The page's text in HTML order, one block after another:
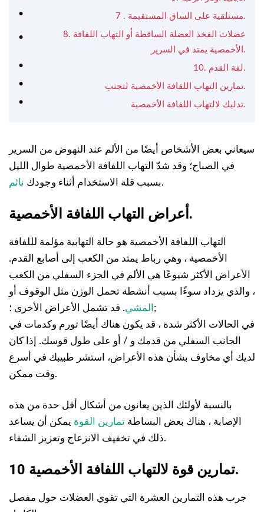
7 . مستلقية على الساق المستقيمة.
8. عضلات الفخذ العضلة الساقطة أو التهاب اللفافة
الأخمصية يمتد في السرير.
10. لفة القدم.
تمارين التهاب اللفافة الأخمصية لتجنب.
تدليك لالتهاب اللفافة الأخمصية.
سيعاني بعض الأشخاص أيضًا من الألم عند النهوض من السرير
في الصباح؛ وقد شدّ التهاب اللفافة الأخمصية طوال الليل
بسبب قلة الاستخدام أثناء وجودك نائم .
أعراض التهاب اللفافة الأخمصية.
التهاب اللفافة الأخمصية هو حالة التهابية مؤلمة لللفافة
الأخمصية ، وهي رباط يمتد من الكعب إلى أصابع القدم.
الأعراض الأكثر شيوعًا هي الألم في الجزء السفلي من الكعب
، والذي يزداد سوءًا بسبب أنشطة تحمل الوزن مثل الوقوف أو
المشي . قد تشمل الأعراض الأخرى ؛;
في الحالات الأكثر شدة ، قد يكون هناك أيضًا تورم وكدمات في
الجانب السفلي من قدمك و / أو على طول قوسك. إذا كان
لديك أي مخاوف بشأن هذه الأعراض، استشر طبيبك في أسرع
وقت ممكن.
بالنسبة لأولئك الذين يعانون من أشكال أقل حدة من هذه
الإصابة ، هناك بعض البساطة تمارين القوة يمكن أن يساعد
ذلك في تخفيف الانزعاج وتعزيز الشفاء.
10 تمارين قوة لالتهاب اللفافة الأخمصية.
جرب هذه التمارين العشرة التي تقوي العضلات حول مفصل